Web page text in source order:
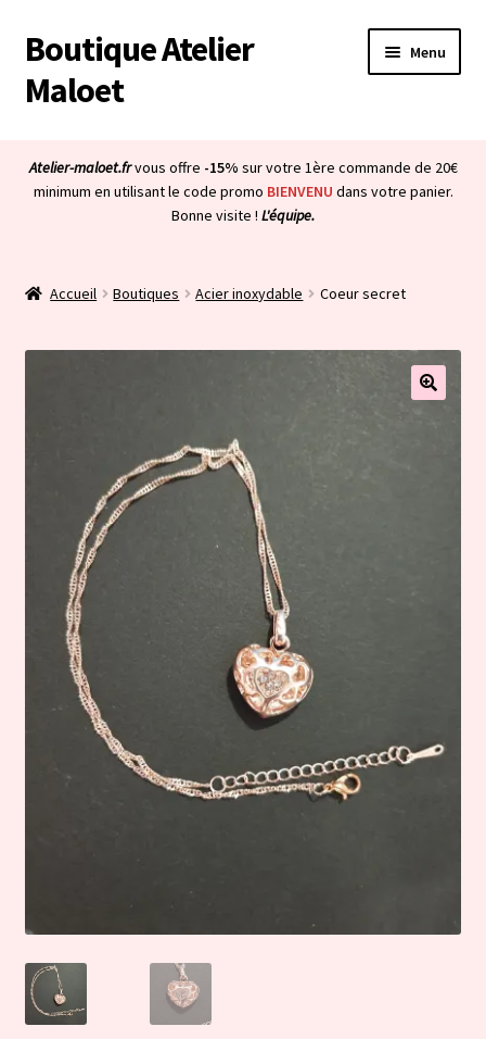
Aller
à
la
Aller
au
contenu
Boutique Atelier
Maloet
Menu
Boutique
Ouvrir
menu
enfant
Ouvrir
le
Atelier-maloet.frvous offre -15% sur votre 1ère commande de 20€
minimum en utilisant le code promo BIENVENU dans votre panier.
Bonne visite ! L'équipe.
Accueil Boutiques Acier inoxydable Coeur secret